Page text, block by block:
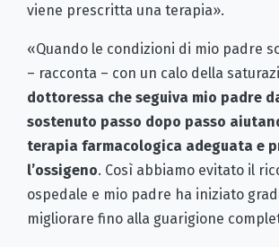
viene prescritta una terapia».
«Quando le condizioni di mio padre
– racconta – con un calo della
dottoressa che seguiva mio padre
sostenuto passo dopo passo
terapia farmacologica adeguata e
l’ossigeno. Così abbiamo evitato il
ospedale e mio padre ha iniziato
migliorare fino alla guarigione